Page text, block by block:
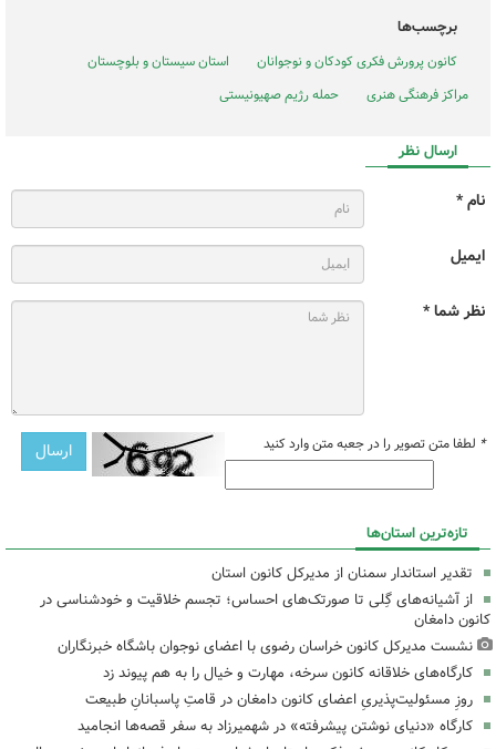
برچسب‌ها
کانون پرورش فکری کودکان و نوجوانان
استان سیستان و بلوچستان
مراکز فرهنگی هنری
حمله رژیم صهیونیستی
ارسال نظر
نام *
ایمیل
نظر شما *
* لطفا متن تصویر را در جعبه متن وارد کنید
تازه‌ترین استان‌ها
تقدیر استاندار سمنان از مدیرکل کانون استان
از آشیانه‌های گِلی تا صورتک‌های احساس؛ تجسم خلاقیت و خودشناسی در
کانون دامغان
نشست مدیرکل کانون خراسان رضوی با اعضای نوجوان باشگاه خبرنگاران
کارگاه‌های خلاقانه کانون سرخه، مهارت و خیال را به هم پیوند زد
روزِ مسئولیت‌پذیریِ اعضای کانون دامغان در قامتِ پاسبانانِ طبیعت
کارگاه «دنیای نوشتن پیشرفته» در شهمیرزاد به سفر قصه‌ها انجامید